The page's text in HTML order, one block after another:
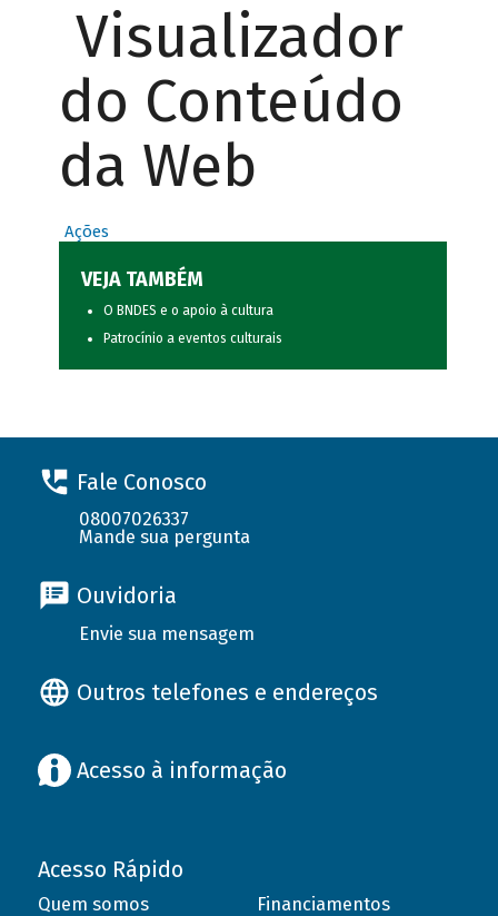
Visualizador
do Conteúdo
da Web
Ações
VEJA TAMBÉM
O BNDES e o apoio à cultura
Patrocínio a eventos culturais
Fale Conosco
08007026337
Mande sua pergunta
Ouvidoria
Envie sua mensagem
Outros telefones e endereços
Acesso à informação
Acesso Rápido
Quem somos
Financiamentos